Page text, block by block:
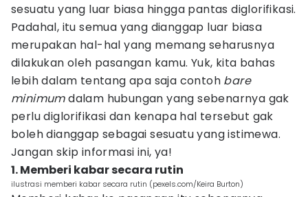
sesuatu yang luar biasa hingga pantas diglorifikasi.
Padahal, itu semua yang dianggap luar biasa
merupakan hal-hal yang memang seharusnya
dilakukan oleh pasangan kamu. Yuk, kita bahas
lebih dalam tentang apa saja contoh bare
minimumdalam hubungan yang sebenarnya gak
perlu diglorifikasi dan kenapa hal tersebut gak
boleh dianggap sebagai sesuatu yang istimewa.
Jangan skip informasi ini, ya!
1. Memberi kabar secara rutin
ilustrasi memberi kabar secara rutin (pexels.com/Keira Burton)